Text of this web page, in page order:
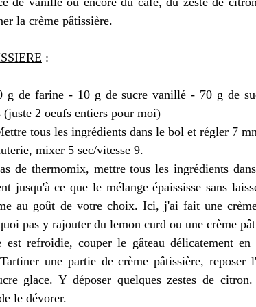
la crème pâtissière.
:
g de farine - 10 g de sucre vanillé - 70 g de
(juste 2 oeufs entiers pour moi)
tous les ingrédients dans le bol et régler 7
mixer 5 sec/vitesse 9.
de thermomix, mettre tous les ingrédients
jusqu'à ce que le mélange épaississe sans
au goût de votre choix. Ici, j'ai fait une
pas y rajouter du lemon curd ou une crème
est refroidie, couper le gâteau délicatement
une partie de crème pâtissière, reposer
glace. Y déposer quelques zestes de
le dévorer.